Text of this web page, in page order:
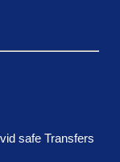
safe Transfers